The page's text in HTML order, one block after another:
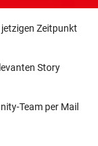
Zeitpunkt
Story
Team per Mail